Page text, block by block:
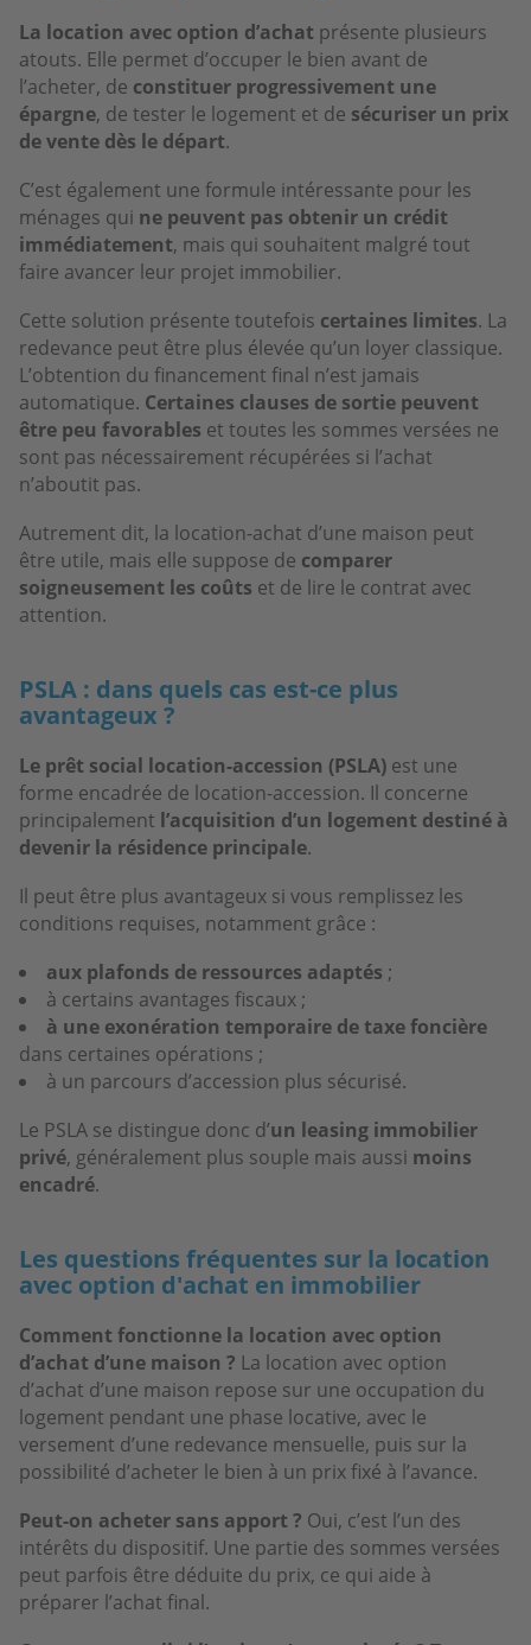
La location avec option d’achat présente plusieurs
atouts. Elle permet d’occuper le bien avant de
l’acheter, de constituer progressivement une
épargne, de tester le logement et de sécuriser un prix
de vente dès le départ.
C’est également une formule intéressante pour les
ménages qui ne peuvent pas obtenir un crédit
immédiatement, mais qui souhaitent malgré tout
faire avancer leur projet immobilier.
Cette solution présente toutefois certaines limites. La
redevance peut être plus élevée qu’un loyer classique.
L’obtention du financement final n’est jamais
automatique. Certaines clauses de sortie peuvent
être peu favorables et toutes les sommes versées ne
sont pas nécessairement récupérées si l’achat
n’aboutit pas.
Autrement dit, la location-achat d’une maison peut
être utile, mais elle suppose de comparer
soigneusement les coûts et de lire le contrat avec
attention.
PSLA : dans quels cas est-ce plus
avantageux ?
Le prêt social location-accession (PSLA) est une
forme encadrée de location-accession. Il concerne
principalement l’acquisition d’un logement destiné à
devenir la résidence principale.
Il peut être plus avantageux si vous remplissez les
conditions requises, notamment grâce :
aux plafonds de ressources adaptés ;
à certains avantages fiscaux ;
à une exonération temporaire de taxe foncière
dans certaines opérations ;
à un parcours d’accession plus sécurisé.
Le PSLA se distingue donc d’un leasing immobilier
privé, généralement plus souple mais aussi moins
encadré.
Les questions fréquentes sur la location
avec option d'achat en immobilier
Comment fonctionne la location avec option
d’achat d’une maison ? La location avec option
d’achat d’une maison repose sur une occupation du
logement pendant une phase locative, avec le
versement d’une redevance mensuelle, puis sur la
possibilité d’acheter le bien à un prix fixé à l’avance.
Peut-on acheter sans apport ? Oui, c’est l’un des
intérêts du dispositif. Une partie des sommes versées
peut parfois être déduite du prix, ce qui aide à
préparer l’achat final.